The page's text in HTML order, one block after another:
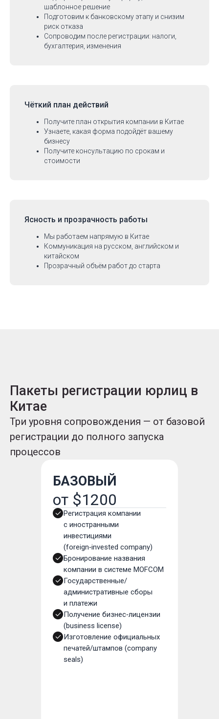
шаблонное решение
Подготовим к банковскому этапу и снизим
риск отказа
Сопроводим после регистрации: налоги,
бухгалтерия, изменения
Чёткий план действий
Получите план открытия компании в Китае
Узнаете, какая форма подойдёт вашему
бизнесу
Получите консультацию по срокам и
стоимости
Ясность и прозрачность работы
Мы работаем напрямую в Китае
Коммуникация на русском, английском и
китайском
Прозрачный объём работ до старта
Пакеты регистрации юрлиц в
Китае
Три уровня сопровождения — от базовой
регистрации до полного запуска
процессов
БАЗОВЫЙ
от $1200
Регистрация компании
с иностранными
инвестициями
(foreign‑invested company)
Бронирование названия
компании в системе MOFCOM
Государственные/
административные сборы
и платежи
Получение бизнес‑лицензии
(business license)
Изготовление официальных
печатей/штампов (company
seals)